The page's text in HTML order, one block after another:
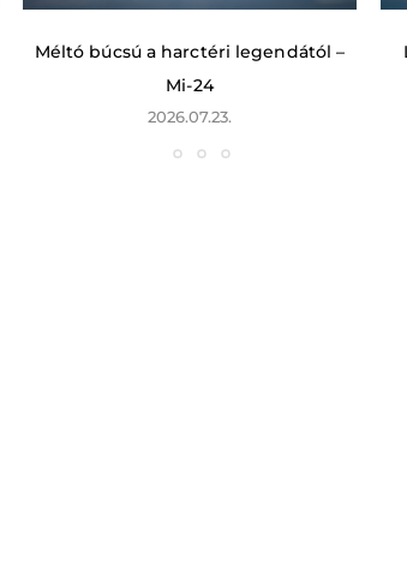
Méltó búcsú a harctéri legendától –
Mi-24
2026.07.23.